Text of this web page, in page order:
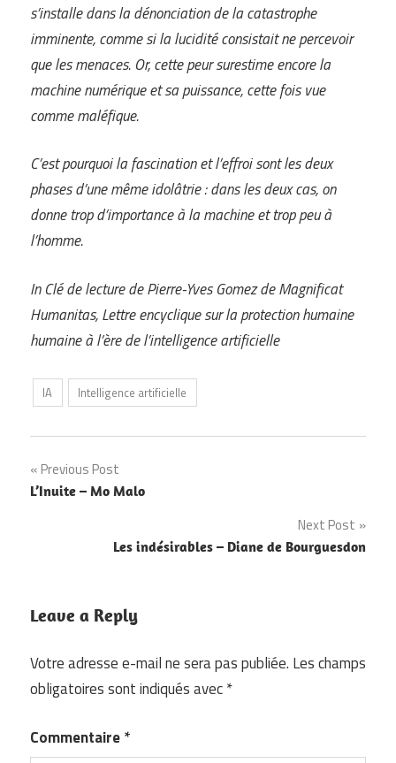
s’installe dans la dénonciation de la catastrophe
imminente, comme si la lucidité consistait ne percevoir
que les menaces. Or, cette peur surestime encore la
machine numérique et sa puissance, cette fois vue
comme maléfique.
C’est pourquoi la fascination et l’effroi sont les deux
phases d’une même idolâtrie : dans les deux cas, on
donne trop d’importance à la machine et trop peu à
l’homme.
InClé de lecture de Pierre-Yves Gomez deMagnificat
Humanitas,Lettreencyclique sur la protection humaine
humaine à l’ère de l’intelligence artificielle
IA Intelligence artificielle
Navigation
de
Previous Post
L’Inuite – Mo Malo
Next Post
Les indésirables – Diane de Bourguesdon
Leave a Reply
Votre adresse e-mail ne sera pas publiée. Les champs
obligatoires sont indiqués avec*
Commentaire*